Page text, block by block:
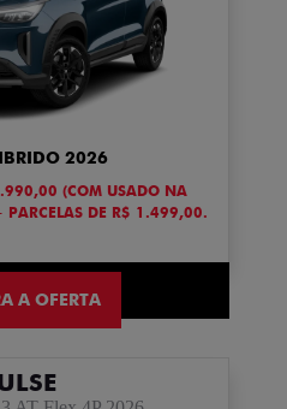
2026
(COM USADO NA
PARCELAS DE R$ 1.499,00.
A OFERTA